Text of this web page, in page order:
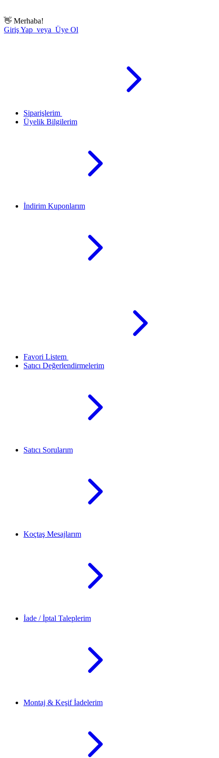
👋 Merhaba!
Giriş Yap veya Üye Ol
Siparişlerim
Üyelik Bilgilerim
İndirim Kuponlarım
Favori Listem
Satıcı Değerlendirmelerim
Satıcı Sorularım
Koçtaş Mesajlarım
İade / İptal Taleplerim
Montaj & Keşif İadelerim